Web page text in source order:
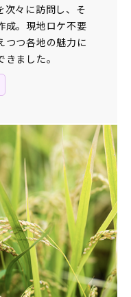
次々に訪問し、そ
成。現地ロケ不要
つつ各地の魅力に
ました。